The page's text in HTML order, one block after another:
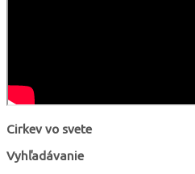
Cirkev vo svete
Vyhľadávanie